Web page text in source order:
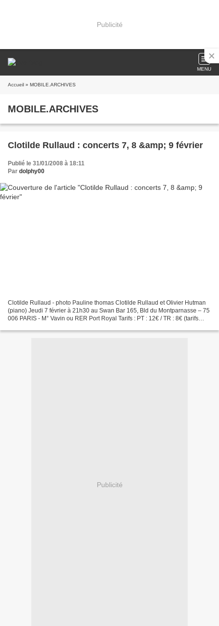
Publicité
MENU
Accueil » MOBILE.ARCHIVES
MOBILE.ARCHIVES
Clotilde Rullaud : concerts 7, 8 &amp; 9 février
Publié le 31/01/2008 à 18:11
Par dolphy00
Clotilde Rullaud - photo Pauline thomas Clotilde Rullaud et Olivier Hutman
(piano) Jeudi 7 février à 21h30 au Swan Bar 165, Bld du Montparnasse – 75
006 PARIS - M° Vavin ou RER Port Royal Tarifs : PT : 12€ / TR : 8€ (tarifs
Publicité